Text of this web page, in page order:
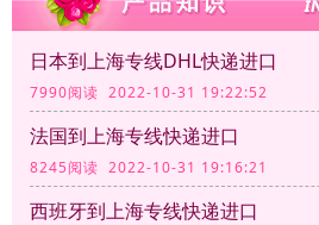
日本到上海专线DHL快递进口
7990阅读 2022-10-31 19:22:52
法国到上海专线快递进口
8245阅读 2022-10-31 19:16:21
西班牙到上海专线快递进口